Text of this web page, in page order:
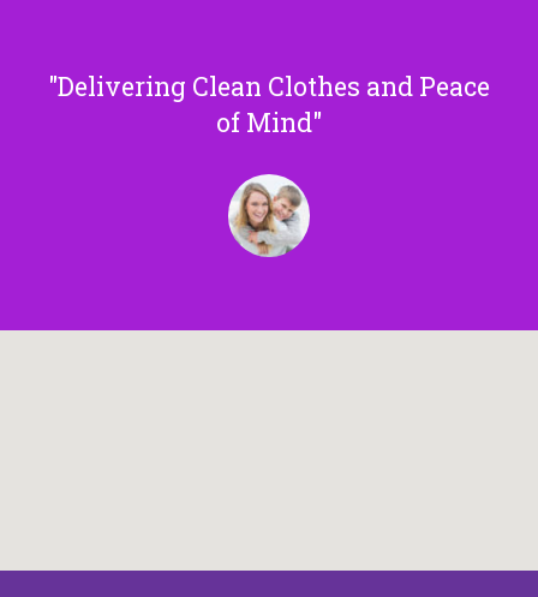
Delivering Clean Clothes and Peace
of Mind